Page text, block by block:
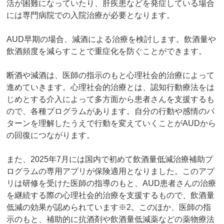
活が困難になっていたり、肝疾患などを発症している場合
には専門病院での入院治療が必要となります。
AUD早期の場合、減酒による治療を検討します。飲酒量や
飲酒頻度を減らすことで重症化を防ぐことができます。
断酒や減酒は、医師の指示のもと心理社会的治療によって
進めていきます。心理社会的治療とは、認知行動療法をは
じめとする介入によって多方面から患者さんを支援するも
ので、各種プログラムがあります。自分の行動や感情のパ
ターンを理解したうえで行動を変えていくことがAUDから
の回復につながります。
また、2025年7月には国内で初めて飲酒量低減治療補助プ
ログラムの専用アプリが保険適用となりました。このアプ
リは研修を受けた医師の指導のもと、AUD患者さんの治療
を継続する際の心理社会的治療を支援するもので、飲酒量
低減の効果が認められています※2。このほか、医師の指
示のもと、補助的に抗酒剤や飲酒量低減薬などの薬物療法